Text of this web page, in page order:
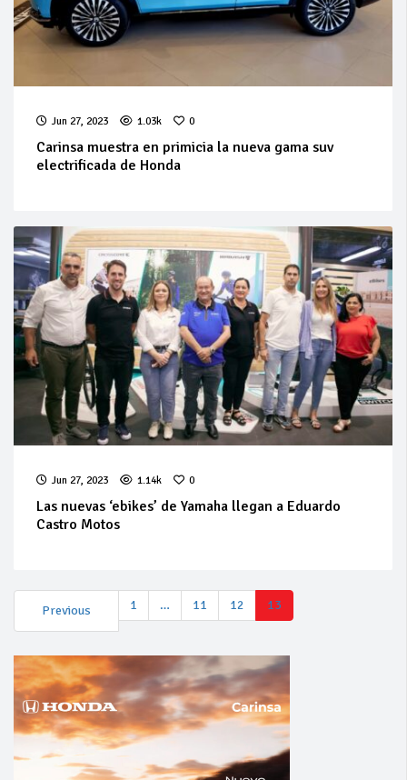
Jun 27, 2023 1.03k 0
Carinsa muestra en primicia la nueva gama suv
electrificada de Honda
Jun 27, 2023 1.14k 0
Las nuevas ‘ebikes’ de Yamaha llegan a Eduardo
Castro Motos
Previous 1 … 11 12 13